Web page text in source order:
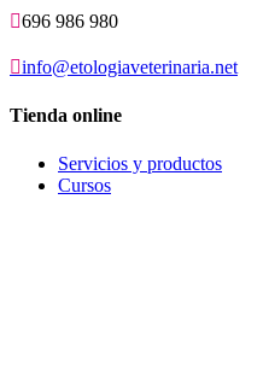
696 986 980
info@etologiaveterinaria.net
Tienda online
Servicios y productos
Cursos